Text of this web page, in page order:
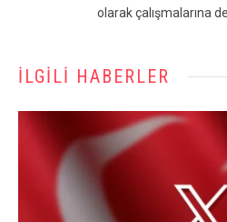
olarak çalışmalarına
İLGILI HABERLER